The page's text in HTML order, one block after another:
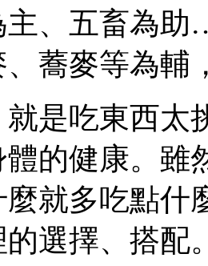
主、五畜為
、蕎麥等為輔
吃東西太
體的健康。雖
就多吃點什
選擇、搭配